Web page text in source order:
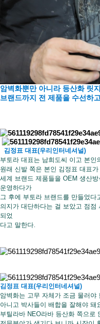
암벽화뿐만 아니라 등산화 릿
브랜드까지 전 제품을 수선하
김정표 대표(우리인터네셔널)
부토라 대표는 남희도씨 이고 본인
원래 신발 쪽은 본인 김정표 대표
세계 브랜드 제품들을 OEM 생산
운영하다가
그 후에 부토라 브랜드를 만들었다
의지가 대단하다는 걸 보았고 점점
되었
다고 말한다.
김정표 대표(우리인터네셔널)
암벽화는 고무 자체가 조금 물러
아니고 박사들이 배합을 잘해야
부틸라바 NEO라바 등산화 쪽으로